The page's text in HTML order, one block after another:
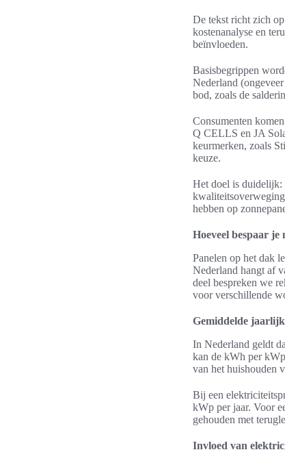
De tekst richt zich
kostenanalyse en
beïnvloeden.
Basisbegrippen
Nederland
bod, zoals de
Consumenten
Q CELLS en JA
keurmerken, zoals
keuze.
Het doel is duidelijk:
hebben op
Hoeveel bespaar je
Panelen op het dak
Nederland hangt af
deel bespreken we
voor verschillende
Gemiddelde
In Nederland geldt
kan de kWh per
van het huishouden
Bij een
kWp per jaar. Voor
gehouden met
Invloed van